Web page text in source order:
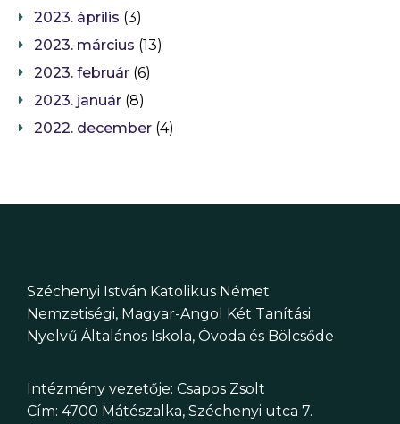
2023. április (3)
2023. március (13)
2023. február (6)
2023. január (8)
2022. december (4)
Széchenyi István Katolikus Német
Nemzetiségi, Magyar-Angol Két Tanítási
Nyelvű Általános Iskola, Óvoda és Bölcsőde
Intézmény vezetője: Csapos Zsolt
Cím: 4700 Mátészalka, Széchenyi utca 7.